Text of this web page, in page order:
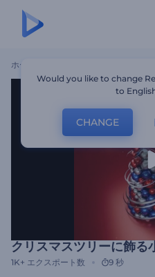
ホーム クリスマスツ
クリスマスツリーに飾る
1K+ エクスポート数 9 秒
Would you like to change
to
CHANGE